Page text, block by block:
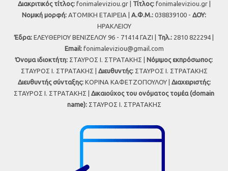
Διακριτικός τίτλος:fonimaleviziou.gr | Τίτλος:fonimaleviziou.gr |
Νομική μορφή: ΑΤΟΜΙΚΗ ΕΤΑΙΡΕΙΑ | Α.Φ.Μ.: 038839100 - ΔΟΥ:
ΗΡΑΚΛΕΙΟΥ
Έδρα: ΕΛΕΥΘΕΡΙΟΥ ΒΕΝΙΖΕΛΟΥ 96 - 71414 ΓΑΖΙ | Τηλ.: 2810 822294 |
Εmail: fonimaleviziou@gmail.com
Όνομα ιδιοκτήτη: ΣΤΑΥΡΟΣ Ι. ΣΤΡΑΤΑΚΗΣ | Νόμιμος εκπρόσωπος:
ΣΤΑΥΡΟΣ Ι. ΣΤΡΑΤΑΚΗΣ | Διευθυντής:ΣΤΑΥΡΟΣ Ι. ΣΤΡΑΤΑΚΗΣ
Διευθυντής σύνταξης:ΚΟΡΙΝΑ ΚΑΦΕΤΖΟΠΟΥΛΟΥ | Διαχειριστής:
ΣΤΑΥΡΟΣ Ι. ΣΤΡΑΤΑΚΗΣ | Δικαιούχος του ονόματος τομέα (domain
name):ΣΤΑΥΡΟΣ Ι. ΣΤΡΑΤΑΚΗΣ